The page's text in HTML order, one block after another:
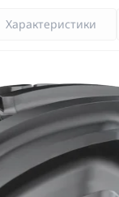
Характеристики